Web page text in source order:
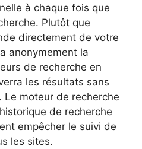
à chaque fois que
Plutôt que
directement de votre
anonymement la
de recherche en
les résultats sans
moteur de recherche
de recherche
empêcher le suivi de
les sites.